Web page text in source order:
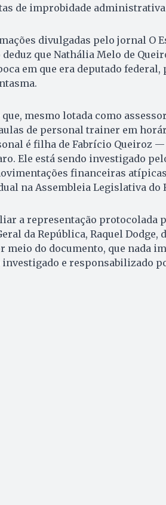
de improbidade administrativa
divulgadas pelo jornal O
que Nathália Melo de
em que era deputado
mesmo lotada como
de personal trainer em
é filha de Fabrício Queiroz
Ele está sendo investigado
financeiras atípicas
na Assembleia Legislativa do
a representação protocolada
da República, Raquel
meio do documento, que nada
investigado e responsabilizado